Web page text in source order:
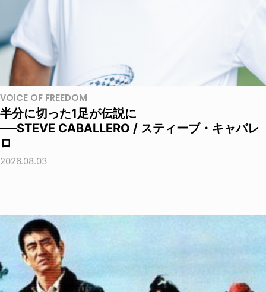
VOICE OF FREEDOM
半分に切った1足が伝説に
──STEVE CABALLERO / スティーブ・キャバレ
ロ
2026.08.03